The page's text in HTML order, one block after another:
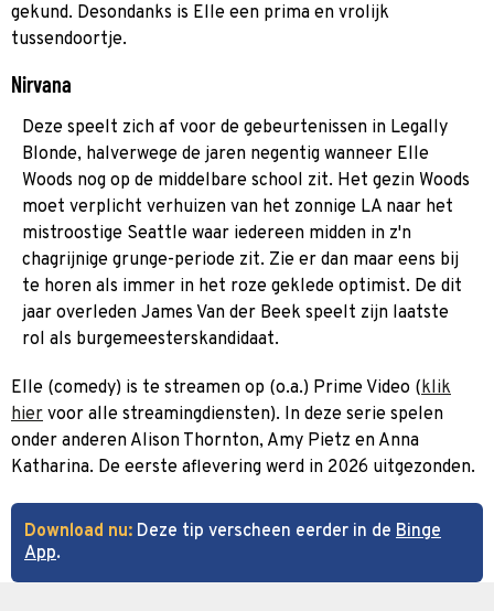
gekund. Desondanks is Elle een prima en vrolijk
tussendoortje.
Nirvana
Deze speelt zich af voor de gebeurtenissen in Legally
Blonde, halverwege de jaren negentig wanneer Elle
Woods nog op de middelbare school zit. Het gezin Woods
moet verplicht verhuizen van het zonnige LA naar het
mistroostige Seattle waar iedereen midden in z'n
chagrijnige grunge-periode zit. Zie er dan maar eens bij
te horen als immer in het roze geklede optimist. De dit
jaar overleden James Van der Beek speelt zijn laatste
rol als burgemeesterskandidaat.
Elle (comedy) is te streamen op (o.a.) Prime Video (klik
hier voor alle streamingdiensten). In deze serie spelen
onder anderen Alison Thornton, Amy Pietz en Anna
Katharina. De eerste aflevering werd in 2026 uitgezonden.
Download nu: Deze tip verscheen eerder in de Binge
App.